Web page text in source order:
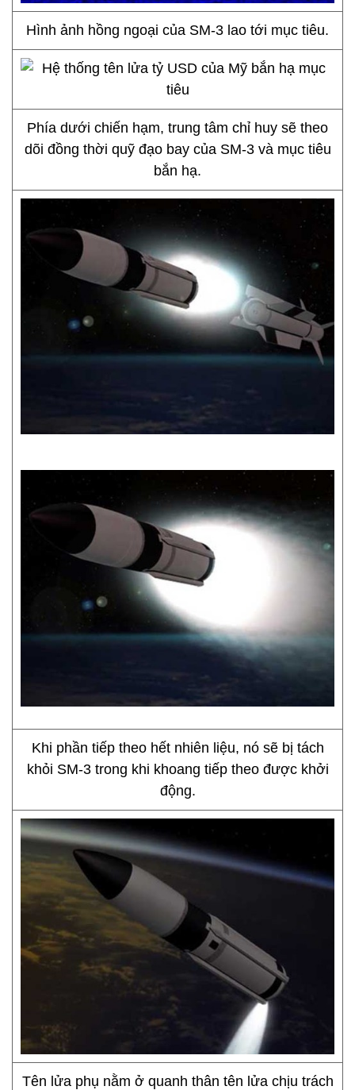
Hình ảnh hồng ngoại của SM-3 lao tới mục tiêu.
Phía dưới chiến hạm, trung tâm chỉ huy sẽ theo
dõi đồng thời quỹ đạo bay của SM-3 và mục tiêu
bắn hạ.
Khi phần tiếp theo hết nhiên liệu, nó sẽ bị tách
khỏi SM-3 trong khi khoang tiếp theo được khởi
động.
Tên lửa phụ nằm ở quanh thân tên lửa chịu trách